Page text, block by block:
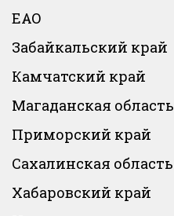
ЕАО
Забайкальский край
Камчатский край
Магаданская область
Приморский край
Сахалинская область
Хабаровский край